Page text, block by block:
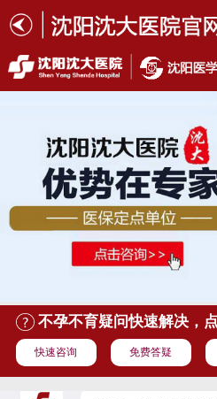
不孕不育疑问快速解决，
快速咨询 免费答疑